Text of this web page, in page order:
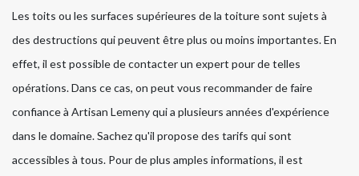
Les toits ou les surfaces supérieures de la toiture sont sujets à
des destructions qui peuvent être plus ou moins importantes. En
effet, il est possible de contacter un expert pour de telles
opérations. Dans ce cas, on peut vous recommander de faire
confiance à Artisan Lemeny qui a plusieurs années d'expérience
dans le domaine. Sachez qu'il propose des tarifs qui sont
accessibles à tous. Pour de plus amples informations, il est